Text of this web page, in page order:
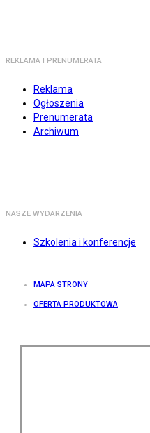
REKLAMA I PRENUMERATA
Reklama
Ogłoszenia
Prenumerata
Archiwum
NASZE WYDARZENIA
Szkolenia i konferencje
MAPA STRONY
OFERTA PRODUKTOWA